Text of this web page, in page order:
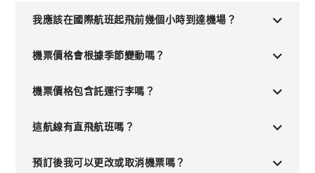
我應該在國際航班起飛前幾個小時到達機場？
機票價格會根據季節變動嗎？
機票價格包含託運行李嗎？
這航線有直飛航班嗎？
預訂後我可以更改或取消機票嗎？